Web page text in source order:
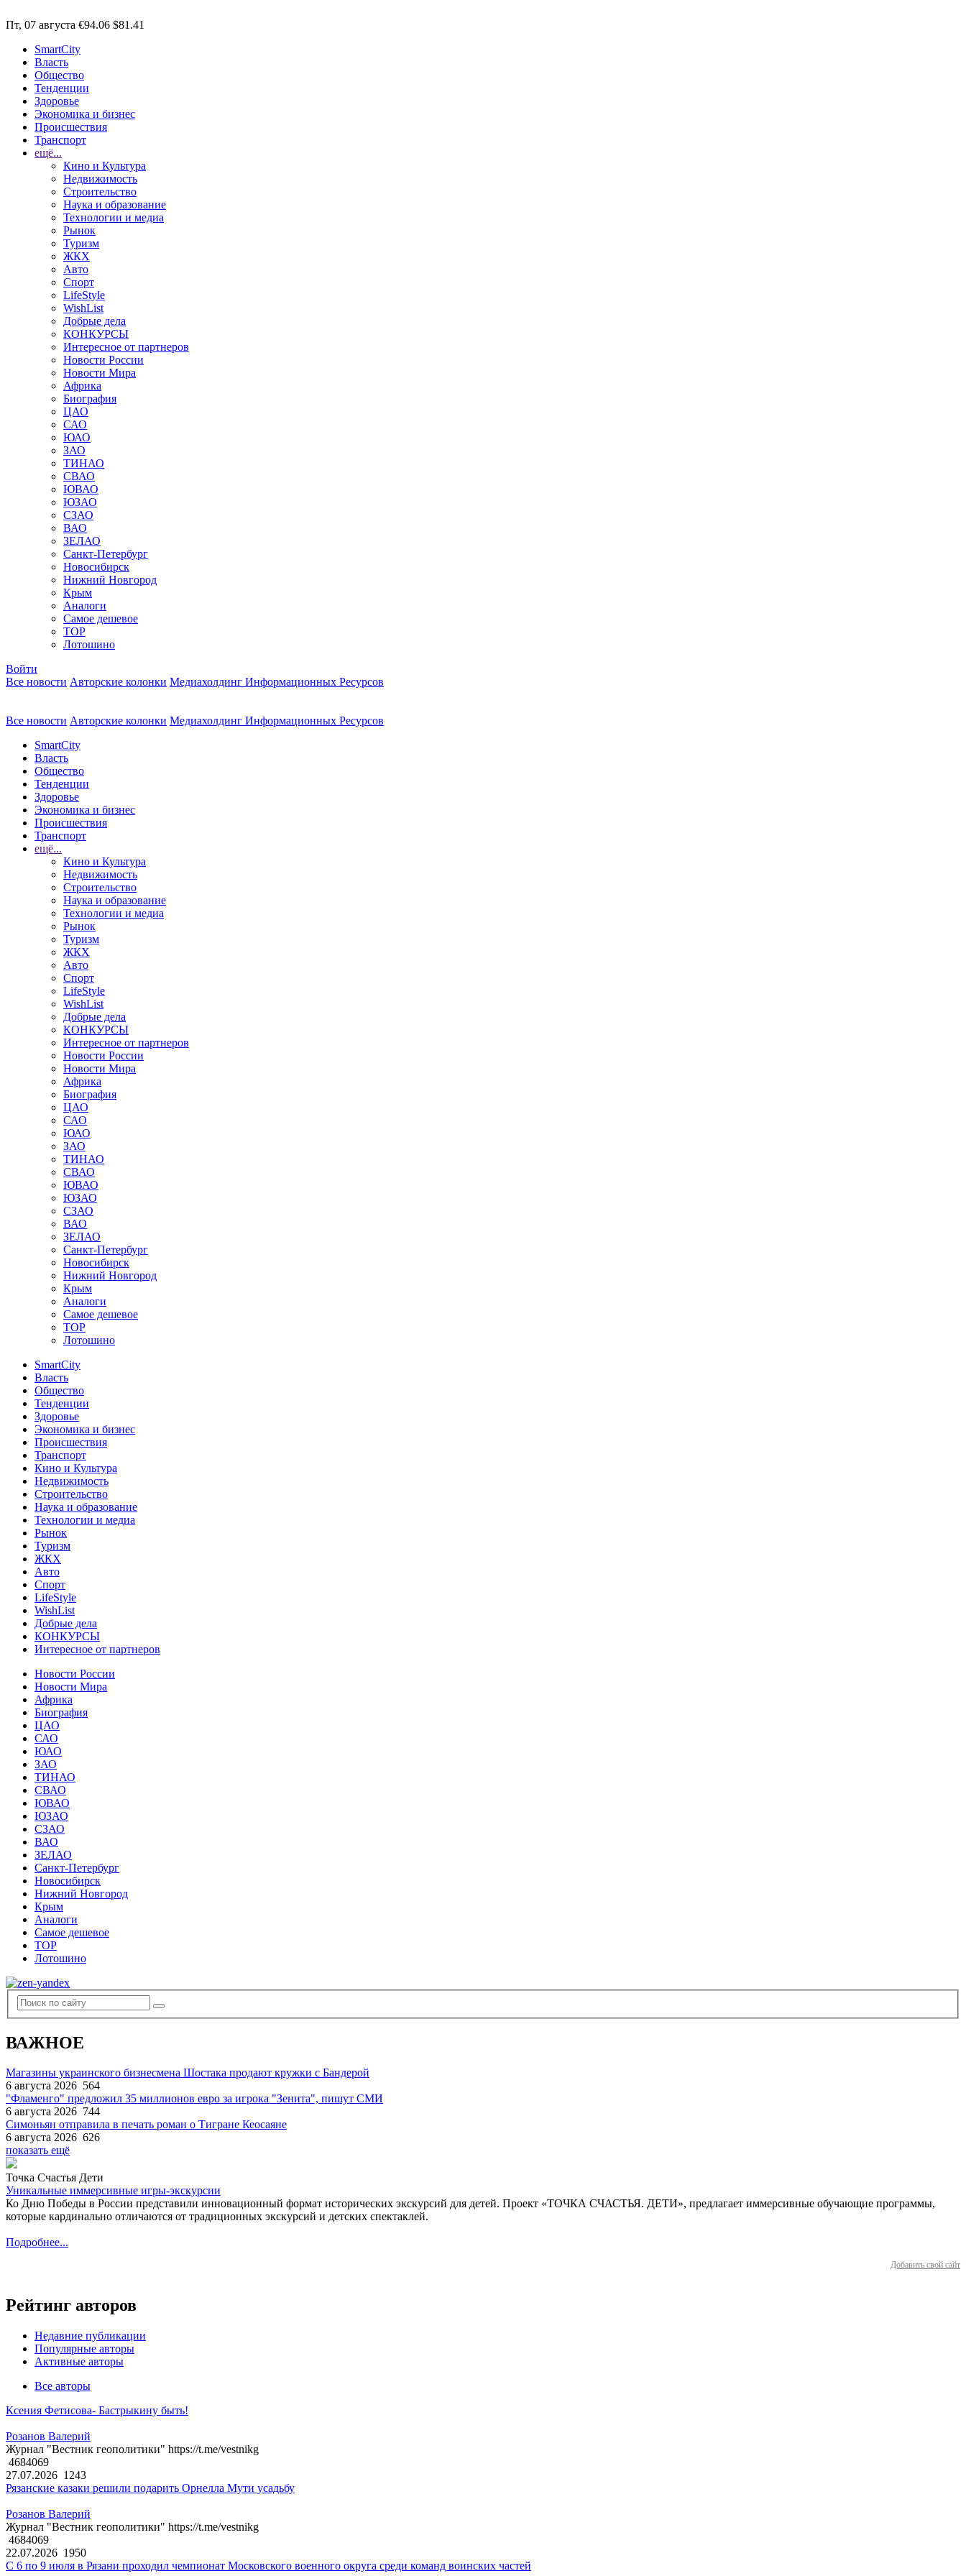
Пт, 07 августа €94.06 $81.41
SmartCity
Власть
Общество
Тенденции
Здоровье
Экономика и бизнес
Происшествия
Транспорт
ещё...
Кино и Культура
Недвижимость
Строительство
Наука и образование
Технологии и медиа
Рынок
Туризм
ЖКХ
Авто
Спорт
LifeStyle
WishList
Добрые дела
КОНКУРСЫ
Интересное от партнеров
Новости России
Новости Мира
Африка
Биография
ЦАО
САО
ЮАО
ЗАО
ТИНАО
СВАО
ЮВАО
ЮЗАО
СЗАО
ВАО
ЗЕЛАО
Санкт-Петербург
Новосибирск
Нижний Новгород
Крым
Аналоги
Самое дешевое
TOP
Лотошино
Войти
Все новости Авторские колонки Медиахолдинг Информационных Ресурсов
Все новости Авторские колонки Медиахолдинг Информационных Ресурсов
SmartCity
Власть
Общество
Тенденции
Здоровье
Экономика и бизнес
Происшествия
Транспорт
ещё...
Кино и Культура
Недвижимость
Строительство
Наука и образование
Технологии и медиа
Рынок
Туризм
ЖКХ
Авто
Спорт
LifeStyle
WishList
Добрые дела
КОНКУРСЫ
Интересное от партнеров
Новости России
Новости Мира
Африка
Биография
ЦАО
САО
ЮАО
ЗАО
ТИНАО
СВАО
ЮВАО
ЮЗАО
СЗАО
ВАО
ЗЕЛАО
Санкт-Петербург
Новосибирск
Нижний Новгород
Крым
Аналоги
Самое дешевое
TOP
Лотошино
SmartCity
Власть
Общество
Тенденции
Здоровье
Экономика и бизнес
Происшествия
Транспорт
Кино и Культура
Недвижимость
Строительство
Наука и образование
Технологии и медиа
Рынок
Туризм
ЖКХ
Авто
Спорт
LifeStyle
WishList
Добрые дела
КОНКУРСЫ
Интересное от партнеров
Новости России
Новости Мира
Африка
Биография
ЦАО
САО
ЮАО
ЗАО
ТИНАО
СВАО
ЮВАО
ЮЗАО
СЗАО
ВАО
ЗЕЛАО
Санкт-Петербург
Новосибирск
Нижний Новгород
Крым
Аналоги
Самое дешевое
TOP
Лотошино
ВАЖНОЕ
Магазины украинского бизнесмена Шостака продают кружки с Бандерой
6 августа 2026 564
"Фламенго" предложил 35 миллионов евро за игрока "Зенита", пишут СМИ
6 августа 2026 744
Симоньян отправила в печать роман о Тигране Кеосаяне
6 августа 2026 626
показать ещё
Точка Счастья Дети
Уникальные иммерсивные игры-экскурсии
Ко Дню Победы в России представили инновационный формат исторических экскурсий для детей. Проект «ТОЧКА СЧАСТЬЯ. ДЕТИ», предлагает иммерсивные обучающие программы,
которые кардинально отличаются от традиционных экскурсий и детских спектаклей.
Подробнее...
Добавить свой сайт
Рейтинг авторов
Недавние публикации
Популярные авторы
Активные авторы
Все авторы
Ксения Фетисова- Бастрыкину быть!
Розанов Валерий
Журнал "Вестник геополитики" https://t.me/vestnikg
4684069
27.07.2026 1243
Рязанские казаки решили подарить Орнелла Мути усадьбу
Розанов Валерий
Журнал "Вестник геополитики" https://t.me/vestnikg
4684069
22.07.2026 1950
С 6 по 9 июля в Рязани проходил чемпионат Московского военного округа среди команд воинских частей